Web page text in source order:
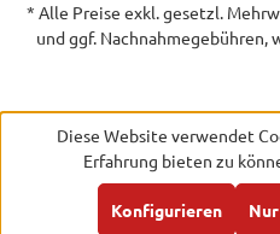
* Alle Preise exkl. gesetzl.
und ggf. Nachnahmegebühren,
Diese Website verwendet
Erfahrung bieten zu
Konfigurieren